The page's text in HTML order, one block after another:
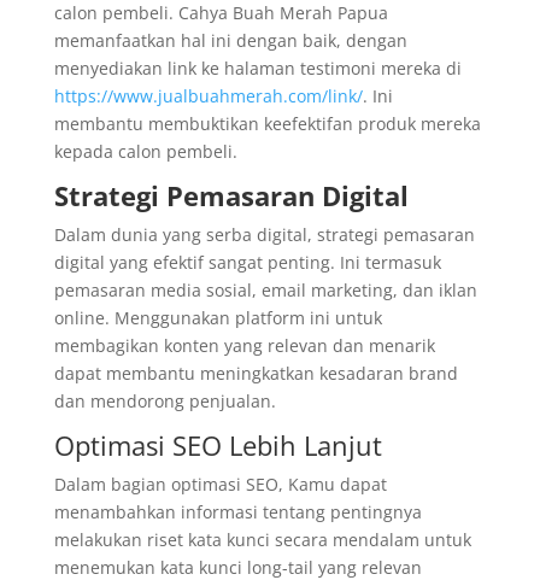
calon pembeli. Cahya Buah Merah Papua
memanfaatkan hal ini dengan baik, dengan
menyediakan link ke halaman testimoni mereka di
https://www.jualbuahmerah.com/link/. Ini
membantu membuktikan keefektifan produk mereka
kepada calon pembeli.
Strategi Pemasaran Digital
Dalam dunia yang serba digital, strategi pemasaran
digital yang efektif sangat penting. Ini termasuk
pemasaran media sosial, email marketing, dan iklan
online. Menggunakan platform ini untuk
membagikan konten yang relevan dan menarik
dapat membantu meningkatkan kesadaran brand
dan mendorong penjualan.
Optimasi SEO Lebih Lanjut
Dalam bagian optimasi SEO, Kamu dapat
menambahkan informasi tentang pentingnya
melakukan riset kata kunci secara mendalam untuk
menemukan kata kunci long-tail yang relevan